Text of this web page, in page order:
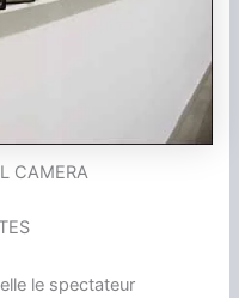
CAMERA
le spectateur